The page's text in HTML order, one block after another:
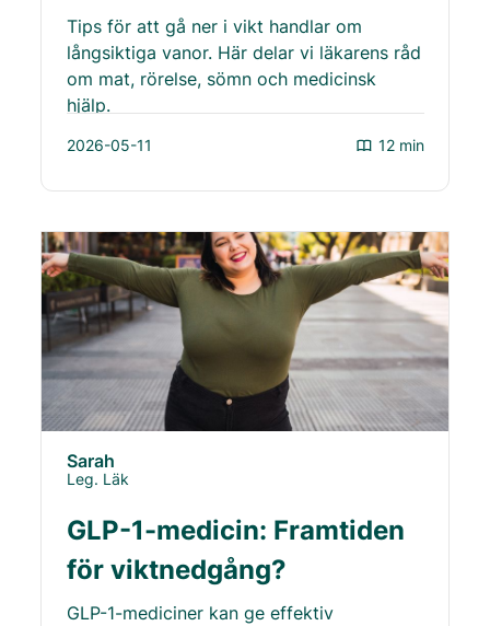
rekommenderar
Tips för att gå ner i vikt handlar om
långsiktiga vanor. Här delar vi läkarens råd
om mat, rörelse, sömn och medicinsk
hjälp.
2026-05-11 12 min
Sarah
Leg. Läk
GLP-1-medicin: Framtiden
för viktnedgång?
GLP-1-mediciner kan ge effektiv